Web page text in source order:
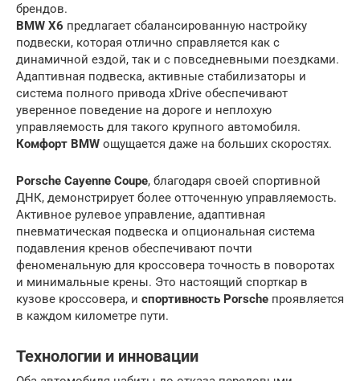
брендов.
BMW X6 предлагает сбалансированную настройку
подвески, которая отлично справляется как с
динамичной ездой, так и с повседневными поездками.
Адаптивная подвеска, активные стабилизаторы и
система полного привода xDrive обеспечивают
уверенное поведение на дороге и неплохую
управляемость для такого крупного автомобиля.
Комфорт BMW ощущается даже на больших скоростях.
Porsche Cayenne Coupe, благодаря своей спортивной
ДНК, демонстрирует более отточенную управляемость.
Активное рулевое управление, адаптивная
пневматическая подвеска и опциональная система
подавления кренов обеспечивают почти
феноменальную для кроссовера точность в поворотах
и минимальные крены. Это настоящий спорткар в
кузове кроссовера, и спортивность Porsche проявляется
в каждом километре пути.
Технологии и инновации